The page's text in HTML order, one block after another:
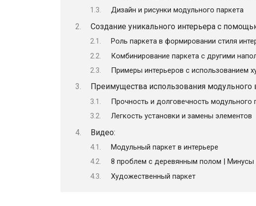
Дизайн и рисунки модульного паркета
Создание уникального интерьера с
Роль паркета в формировании стиля
Комбинирование паркета с другими
Примеры интерьеров с использованием
Преимущества использования
Прочность и долговечность модульного
Легкость установки и замены элементов
Видео:
Модульный паркет в интерьере
8 проблем с деревянным полом | Минусы
Художественный паркет